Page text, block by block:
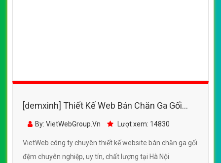
[demxinh] Thiết Kế Web Bán Chăn Ga Gối
Đệm 365OK đẹp, chuyên nghiệp chuẩn SEO
By: VietWebGroup.Vn Lượt xem: 14830
VietWeb công ty chuyên thiết kế website bán chăn ga gối
đệm chuyên nghiệp, uy tín, chất lượng tại Hà Nội